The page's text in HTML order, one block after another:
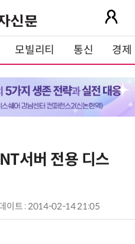
모빌리티 통신 경제
서버 전용 디스
이트 : 2014-02-14 21:05